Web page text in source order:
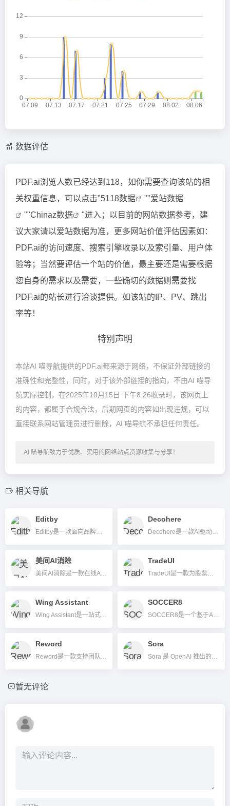
数据评估
PDF.ai浏览人数已经达到118，如你需要查询该站的相
关权重信息，可以点击"5118数据 ""爱站数据
""Chinaz数据
"进入；以目前的网站数据参考，建
议大家请以爱站数据为准，更多网站价值评估因素如：
PDF.ai的访问速度、搜索引擎收录以及索引量、用户体
验等；当然要评估一个站的价值，最主要还是需要根据
您自身的需求以及需要，一些确切的数据则需要找
PDF.ai的站长进行洽谈提供。如该站的IP、PV、跳出
率等！
特别声明
本站AI 喵导航提供的PDF.ai都来源于网络，不保证外部链接的
准确性和完整性，同时，对于该外部链接的指向，不由AI 喵导
航实际控制，在2025年10月15日 下午8:26收录时，该网页上
的内容，都属于合规合法，后期网页的内容如出现违规，可以
直接联系网站管理员进行删除，AI 喵导航不承担任何责任。
AI 喵导航致力于优质、实用的网络站点资源收集与分享！
相关导航
Editby Decohere
美间AI消除 TradeUI
Wing Assistant SOCCER8
Reword Sora
暂无评论